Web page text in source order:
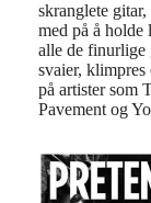
skranglete
med på å holde
alle de finurlige
svaier, klimpres
på artister som
Pavement og